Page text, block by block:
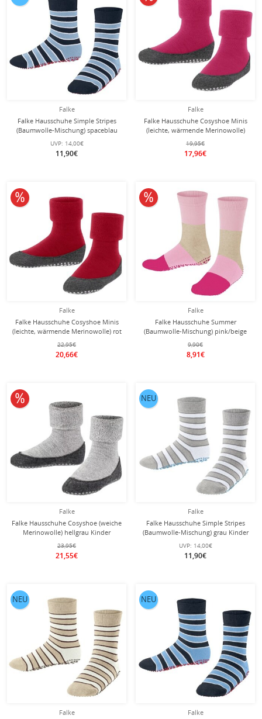
Falke
Falke Hausschuhe Simple Stripes
(Baumwolle-Mischung) spaceblau
Kinder
UVP: 14,00€
11,90€
Falke
Falke Hausschuhe Cosyshoe Minis
(leichte, wärmende Merinowolle)
fuchsia Kinder
19,95€
17,96€
Falke
Falke Hausschuhe Cosyshoe Minis
(leichte, wärmende Merinowolle) rot
Kinder
22,95€
20,66€
10% reduziert
Falke
Falke Hausschuhe Summer
(Baumwolle-Mischung) pink/beige
Kinder
9,90€
8,91€
10% reduziert
Falke
Falke Hausschuhe Cosyshoe (weiche
Merinowolle) hellgrau Kinder
23,95€
21,55€
10% reduziert
Falke
Falke Hausschuhe Simple Stripes
(Baumwolle-Mischung) grau Kinder
UVP: 14,00€
11,90€
NEU
Falke
NEU
Falke
NEU